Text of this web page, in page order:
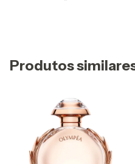
Produtos